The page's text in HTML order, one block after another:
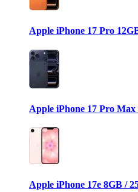
Apple iPhone 17 Pro
Apple iPhone 17 Pro
Apple iPhone 17e 8GB /